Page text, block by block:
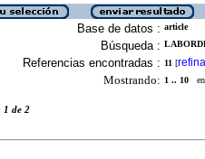
Base de datos : article
Búsqueda :
Referencias encontradas : 11 [
Mostrando: 1 .. 10 en
1 de 2